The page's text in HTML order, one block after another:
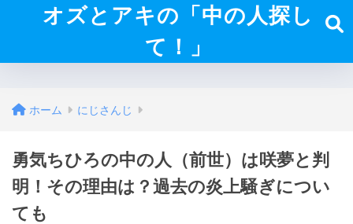
オズとアキの「中の人探し
て！」
ホーム にじさんじ
勇気ちひろの中の人（前世）は咲夢と判
明！その理由は？過去の炎上騒ぎについ
ても